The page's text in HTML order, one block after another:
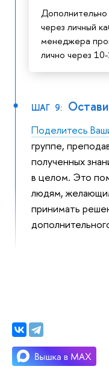
через личный
менеджера
лично через
ШАГ 9:
Поделитесь
группе,
полученных
в целом. Это
людям,
принимать